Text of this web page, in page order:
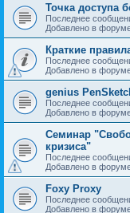
Точка доступа
Последнее
Добавлено в
Краткие
Последнее
Добавлено в
genius
Последнее
Добавлено в
Семинар
кризиса"
Последнее
Добавлено в
Foxy Proxy
Последнее
Добавлено в